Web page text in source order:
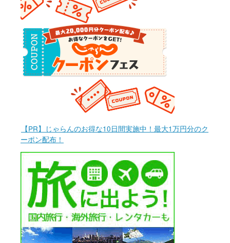
【PR】じゃらんのお得な10日間実施中！最大1万円分のク
ーポン配布！